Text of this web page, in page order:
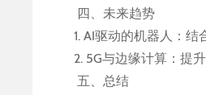
四、未来趋势
1. AI驱动的机器人：结
2. 5G与边缘计算：提
五、总结